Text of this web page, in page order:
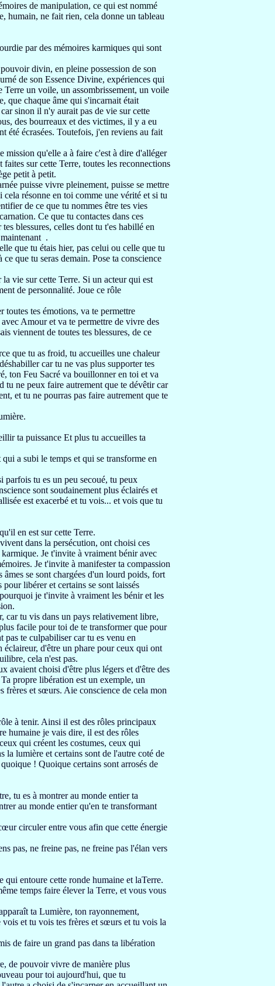
de manipulation, ce qui est nommé
humain, ne fait rien, cela donne un tableau
par des mémoires karmiques qui sont
pouvoir divin, en pleine possession de son
de son Essence Divine, expériences qui
Terre un voile, un assombrissement, un voile
que chaque âme qui s'incarnait était
sinon il n'y aurait pas de vie sur cette
des bourreaux et des victimes, il y a eu
été écrasées. Toutefois, j'en reviens au fait
mission qu'elle a à faire c'est à dire d'alléger
faites sur cette Terre, toutes les reconnections
petit à petit.
puisse vivre pleinement, puisse se mettre
cela résonne en toi comme une vérité et si tu
de ce que tu nommes être tes vies
Ce que tu contactes dans ces
blessures, celles dont tu t'es habillé en
.
que tu étais hier, pas celui ou celle que tu
ce que tu seras demain. Pose ta conscience
vie sur cette Terre. Si un acteur qui est
de personnalité. Joue ce rôle
toutes tes émotions, va te permettre
avec Amouret va te permettre de vivre des
viennent de toutes tes blessures, de ce
que tu as froid, tu accueilles une chaleur
car tu ne vas plus supportertes
ton Feu Sacré va bouillonner en toi et va
tu ne peux faire autrement que te dévêtir car
et tu ne pourras pas faire autrement que te
ta puissance Et plus tu accueilles ta
qui a subi le temps et qui se transforme en
parfois tu es un peu secoué, tu peux
sont soudainement plus éclairés et
est exacerbé et tu vois... et vois que tu
en est sur cette Terre.
dans la persécution, ont choisi ces
karmique. Je t'invite à vraiment bénir avec
Je t'invite à manifester ta compassion
se sont chargées d'un lourd poids, fort
pour libérer et certains se sont laissés
je t'invite à vraiment les bénir et les
car tu vis dans un pays relativement libre,
facile pour toi de te transformerque pour
pas te culpabilisercar tu es venu en
éclaireur, d'être un phare pour ceux qui ont
cela n'est pas.
avaient choisi d'être plus légers et d'être des
a propre libération est un exemple, un
frères et sœurs. Aie conscience de cela mon
à tenir. Ainsi il est des rôles principaux
humaine je vais dire, il est des rôles
ceux qui créent les costumes, ceux qui
la lumière et certains sont de l'autre coté de
quoique ! Quoique certains sont arrosés de
tu es à montrerau monde entier ta
au monde entier qu'en te transformant
circuler entre vous afin que cette énergie
pas, ne freine pas, ne freine pas l'élan vers
qui entoure cette ronde humaine et laTerre.
temps faire élever la Terre, et vous vous
ta Lumière, ton rayonnement,
et tu vois tes frères et sœurs et tu vois la
de faire un grand pas dans ta libération
de pouvoir vivre de manière plus
pour toi aujourd'hui, que tu